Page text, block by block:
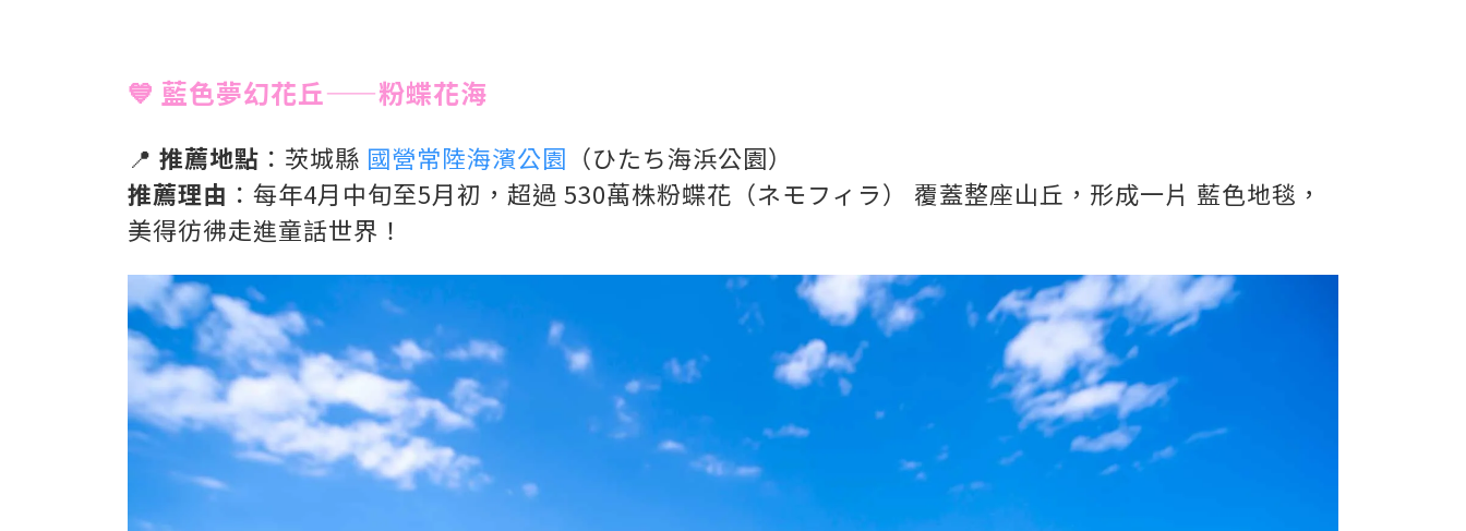
💙 藍色夢幻花丘——粉蝶花海
📍 推薦地點 ：茨城縣 國營常陸海濱公園 （ひたち海浜公園）
推薦理由 ：每年4月中旬至5月初，超過 530萬株粉蝶花（ネモフィラ） 覆蓋整座山丘，形成一片 藍色地毯，
美得彷彿走進童話世界！